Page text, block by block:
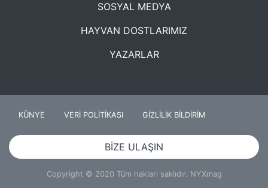
SOSYAL MEDYA
HAYVAN DOSTLARIMIZ
YAZARLAR
KÜNYE VERİ POLİTİKASI GİZLİLİK BİLDİRİM
BİZE ULAŞIN
Copyright © 2020 Tüm hakları saklıdır. NYXmag